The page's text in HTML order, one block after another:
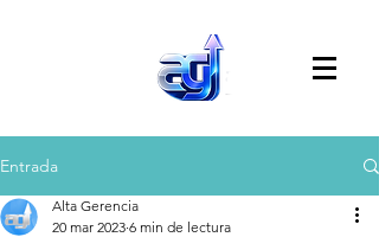
Entrada
Alta Gerencia
20 mar 2023 6 min de lectura